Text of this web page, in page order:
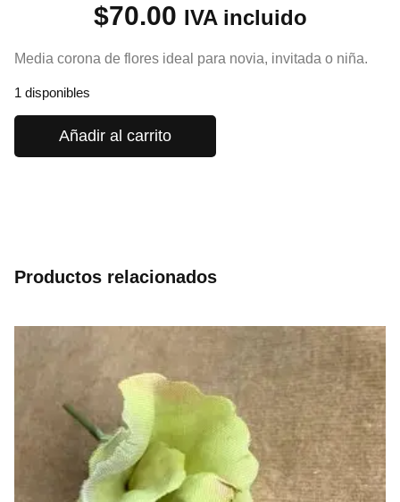
$70.00 IVA incluido
Media corona de flores ideal para novia, invitada o niña.
1 disponibles
Añadir al carrito
Productos relacionados